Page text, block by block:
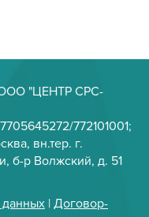
ООО "ЦЕНТР СРС-
772101001;
вн.тер. г.
б-р Волжский, д. 51
| Договор-